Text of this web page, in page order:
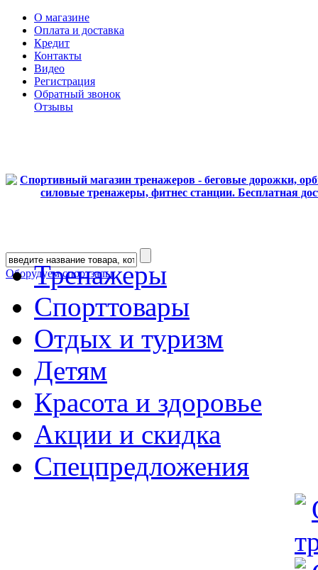
О магазине
Оплата и доставка
Кредит
Контакты
Видео
Регистрация
Обратный звонок
Отзывы
Оборудуем спортзалы
Тренажеры
Спорттовары
Отдых и туризм
Детям
Красота и здоровье
Акции и скидка
Спецпредложения